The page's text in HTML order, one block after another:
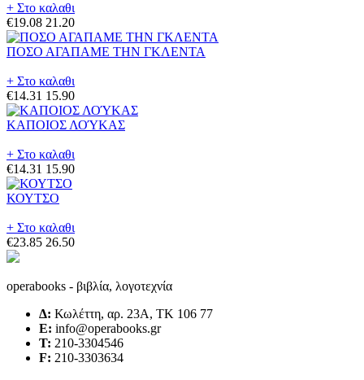
+ Στο καλαθι
€19.08 21.20
ΠΟΣΟ ΑΓΑΠΑΜΕ ΤΗΝ ΓΚΛΕΝΤΑ
+ Στο καλαθι
€14.31 15.90
ΚΑΠΟΙΟΣ ΛΟΎΚΑΣ
+ Στο καλαθι
€14.31 15.90
ΚΟΥΤΣΟ
+ Στο καλαθι
€23.85 26.50
operabooks - βιβλία, λογοτεχνία
Δ: Κωλέττη, αρ. 23Α, ΤΚ 106 77
E: info@operabooks.gr
Τ: 210-3304546
F: 210-3303634